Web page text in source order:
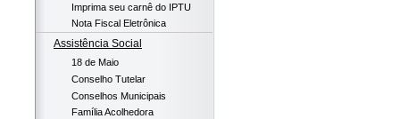
Imprima seu carnê do IPTU
Nota Fiscal Eletrônica
Assistência Social
18 de Maio
Conselho Tutelar
Conselhos Municipais
Família Acolhedora